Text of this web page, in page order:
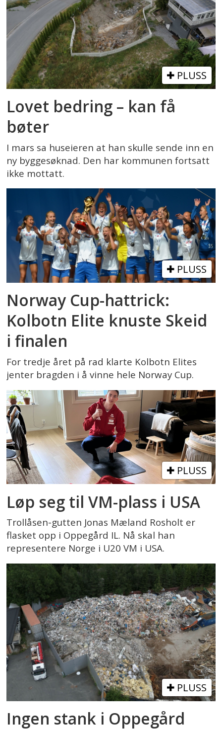
PLUSS
Lovet bedring – kan få
bøter
I mars sa huseieren at han skulle sende inn en
ny byggesøknad. Den har kommunen fortsatt
ikke mottatt.
PLUSS
Norway Cup-hattrick:
Kolbotn Elite knuste Skeid
i finalen
For tredje året på rad klarte Kolbotn Elites
jenter bragden i å vinne hele Norway Cup.
PLUSS
Løp seg til VM-plass i USA
Trollåsen-gutten Jonas Mæland Rosholt er
flasket opp i Oppegård IL. Nå skal han
representere Norge i U20 VM i USA.
PLUSS
Ingen stank i Oppegård